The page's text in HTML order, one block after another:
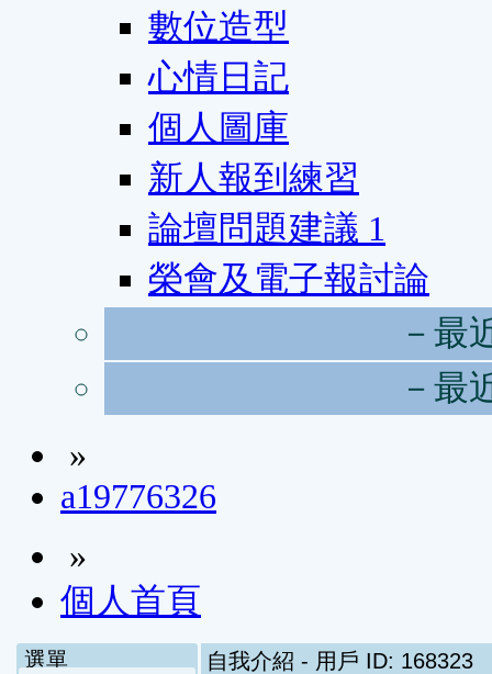
數位造型
心情日記
個人圖庫
新人報到練習
論壇問題建議 1
榮會及電子報討論
－最
－最
»
a19776326
»
個人首頁
選單 自我介紹 - 用戶 ID: 168323